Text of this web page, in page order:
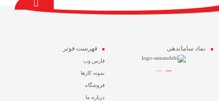
نماد ساماندهی فهرست فوتر
فارس وب
نمونه کارها
فروشگاه
درباره ما